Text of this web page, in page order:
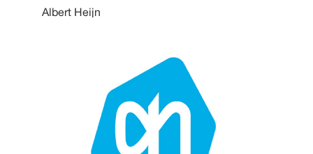
Albert Heijn